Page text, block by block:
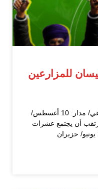
كيسان للمزارعين
معهد القارات الثلاث للبحث الاجتماعي/ مدار: 10 أغسطس/
المرتقب أن يجتمع عشرات